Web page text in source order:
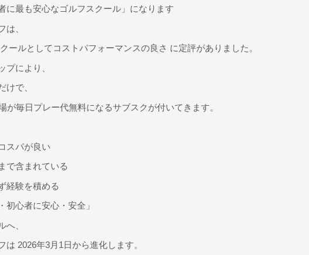
に最も安心なゴルフスクール」になります
は、
ールとしてコストパフォーマンスの良さ に定評がありました。
プにより、
けで、
が毎日プレー代無料になるサブスクが付いてきます。
スパが良い
で含まれている
経験を積める
初心者に安心・安全」
へ、
は 2026年3月1日から進化します。